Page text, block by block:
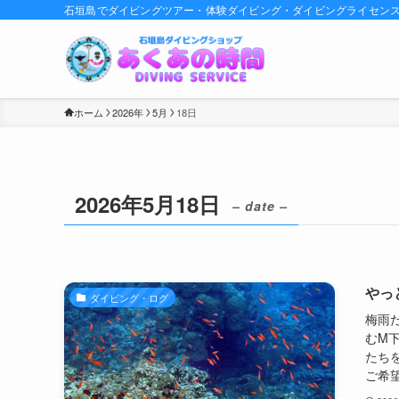
石垣島でダイビングツアー・体験ダイビング・ダイビングライセ
ホーム 2026年 5月 18日
2026年5月18日 – date –
ダイビング・ログ やっ
梅雨
むM
たち
ご希